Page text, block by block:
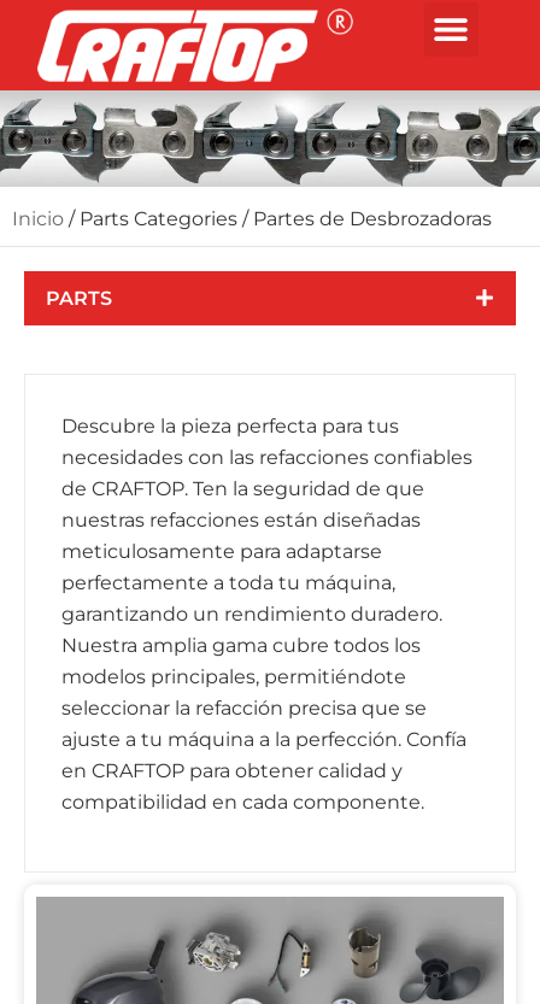
Inicio / Parts Categories / Partes de Desbrozadoras
PARTS
Descubre la pieza perfecta para tus
necesidades con las refacciones confiables
de CRAFTOP. Ten la seguridad de que
nuestras refacciones están diseñadas
meticulosamente para adaptarse
perfectamente a toda tu máquina,
garantizando un rendimiento duradero.
Nuestra amplia gama cubre todos los
modelos principales, permitiéndote
seleccionar la refacción precisa que se
ajuste a tu máquina a la perfección. Confía
en CRAFTOP para obtener calidad y
compatibilidad en cada componente.